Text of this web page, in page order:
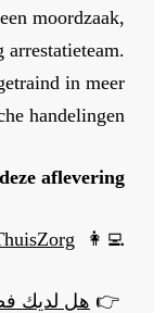
moordzaak,
arrestatieteam.
in meer
handelingen 😉
aflevering?
👩‍💻
👉 هل لديك